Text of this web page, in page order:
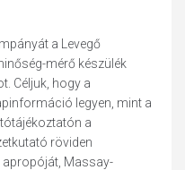
a Levegő
mérő készülék
Céljuk, hogy a
legyen, mint a
a
röviden
Massay-